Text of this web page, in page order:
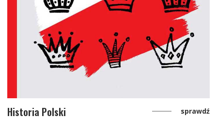
Historia Polski sprawdź